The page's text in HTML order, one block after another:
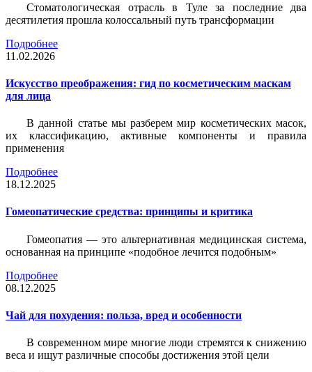
Стоматологическая отрасль в Туле за последние два
десятилетия прошла колоссальный путь трансформации
Подробнее
11.02.2026
Искусство преображения: гид по косметическим маскам
для лица
В данной статье мы разберем мир косметических масок,
их классификацию, активные компоненты и правила
применения
Подробнее
18.12.2025
Гомеопатические средства: принципы и критика
Гомеопатия — это альтернативная медицинская система,
основанная на принципе «подобное лечится подобным»
Подробнее
08.12.2025
Чай для похудения: польза, вред и особенности
В современном мире многие люди стремятся к снижению
веса и ищут различные способы достижения этой цели